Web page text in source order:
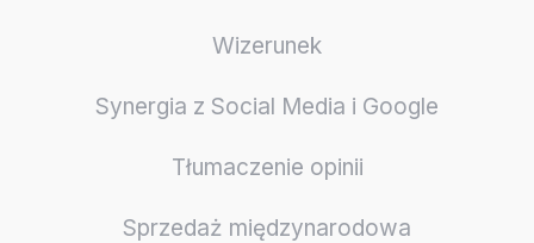
Wizerunek
Synergia z Social Media i Google
Tłumaczenie opinii
Sprzedaż międzynarodowa